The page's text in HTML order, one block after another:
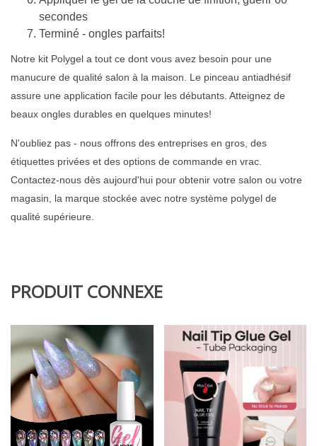
secondes
Terminé - ongles parfaits!
Notre kit Polygel a tout ce dont vous avez besoin pour une
manucure de qualité salon à la maison. Le pinceau antiadhésif
assure une application facile pour les débutants. Atteignez de
beaux ongles durables en quelques minutes!
N'oubliez pas - nous offrons des entreprises en gros, des
étiquettes privées et des options de commande en vrac.
Contactez-nous dès aujourd'hui pour obtenir votre salon ou votre
magasin, la marque stockée avec notre système polygel de
qualité supérieure.
PRODUIT CONNEXE